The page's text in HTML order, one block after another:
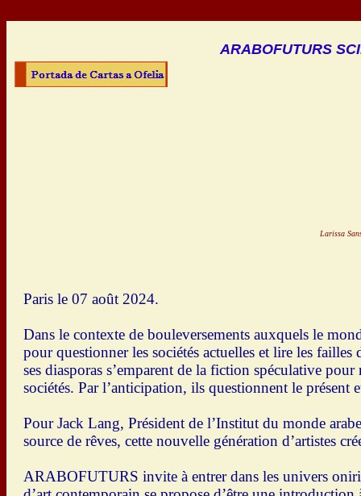
ARABOFUTURS
Larissa